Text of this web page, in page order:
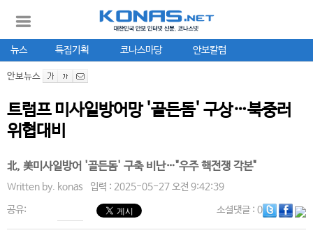
뉴스 특집기획 코나스마당 안보칼럼
안보뉴스
트럼프 미사일방어망 '골든돔' 구상…북중러
위협대비
北, 美미사일방어 '골든돔' 구축 비난…"우주 핵전쟁 각본"
Written by. konas 입력 : 2025-05-27 오전 9:42:39
공유: 소셜댓글: 0